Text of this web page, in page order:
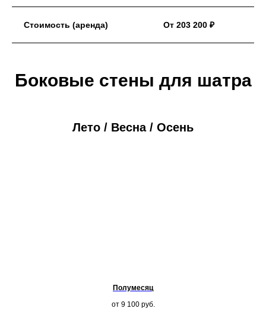
Стоимость (аренда) От 203 200 ₽
Боковые стены для шатра
Лето / Весна / Осень
Полумесяц
от 9 100 руб.